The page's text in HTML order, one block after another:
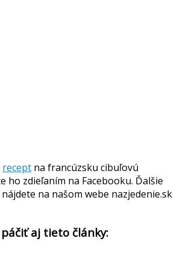
recept na francúzsku cibuľovú
ho zdieľaním na Facebooku. Ďalšie
na našom webe nazjedenie.sk
aj tieto články: